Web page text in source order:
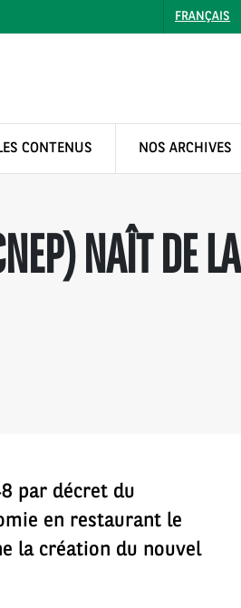
FRANÇAIS
CONTENUS NOS ARCHIVES
NAÎT DE LA
par décret du
en restaurant le
la création du nouvel